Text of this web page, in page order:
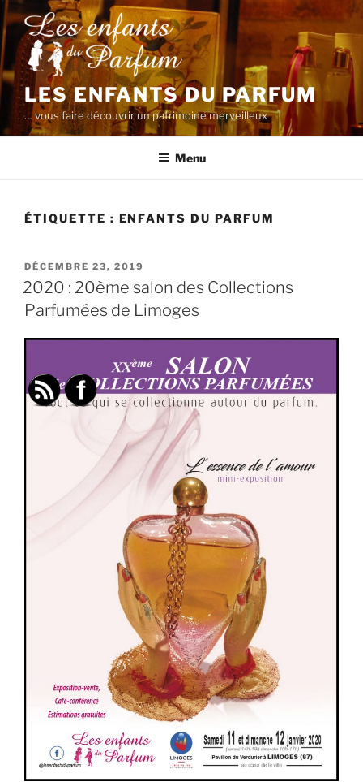
Aller
au
contenu
principal
LES ENFANTS DU PARFUM
… vous faire découvrir un patrimoine merveilleux
Menu
ÉTIQUETTE : ENFANTS DU PARFUM
PUBLIÉ
LE
DÉCEMBRE 23, 2019
2020 : 20ème salon des Collections
Parfumées de Limoges